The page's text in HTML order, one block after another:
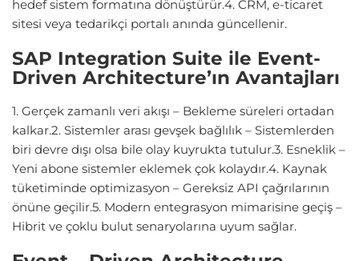
hedef sistem formatına dönüştürür.4. CRM, e-ticaret
sitesi veya tedarikçi portalı anında güncellenir.
SAP Integration Suite ile Event-
Driven Architecture’ın Avantajları
1. Gerçek zamanlı veri akışı – Bekleme süreleri ortadan
kalkar.2. Sistemler arası gevşek bağlılık – Sistemlerden
biri devre dışı olsa bile olay kuyrukta tutulur.3. Esneklik –
Yeni abone sistemler eklemek çok kolaydır.4. Kaynak
tüketiminde optimizasyon – Gereksiz API çağrılarının
önüne geçilir.5. Modern entegrasyon mimarisine geçiş –
Hibrit ve çoklu bulut senaryolarına uyum sağlar.